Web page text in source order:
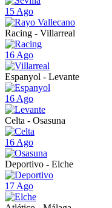
15 Ago
Racing - Villarreal
16 Ago
Espanyol - Levante
16 Ago
Celta - Osasuna
16 Ago
Deportivo - Elche
17 Ago